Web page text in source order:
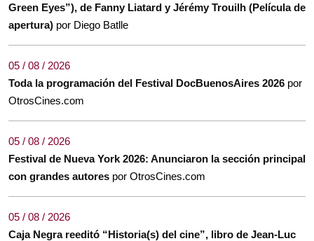
Green Eyes”), de Fanny Liatard y Jérémy Trouilh (Película de
apertura) por Diego Batlle
05 / 08 / 2026
Toda la programación del Festival DocBuenosAires 2026 por
OtrosCines.com
05 / 08 / 2026
Festival de Nueva York 2026: Anunciaron la sección principal
con grandes autores por OtrosCines.com
05 / 08 / 2026
Caja Negra reeditó “Historia(s) del cine”, libro de Jean-Luc